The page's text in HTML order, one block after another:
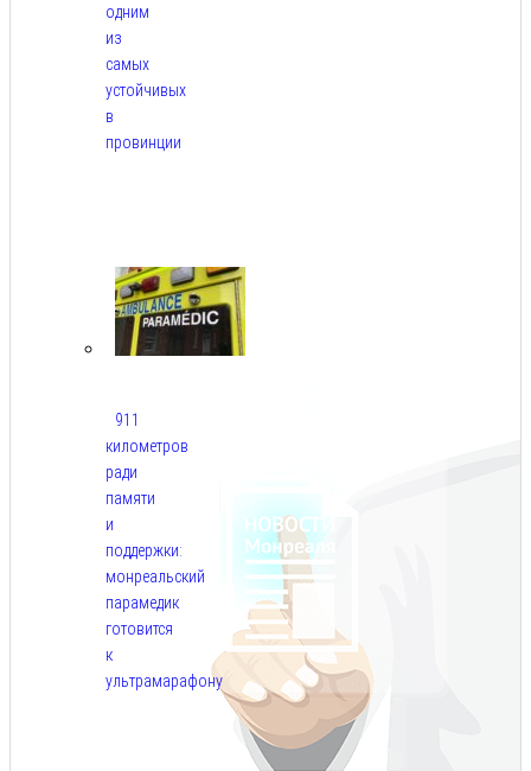
одним
из
самых
устойчивых
в
провинции
911
километров
ради
памяти
и
поддержки:
монреальский
парамедик
готовится
к
ультрамарафону